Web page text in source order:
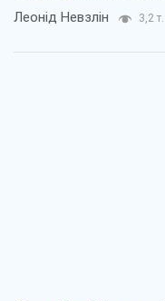
Леонід Невзлін 3,2 т.